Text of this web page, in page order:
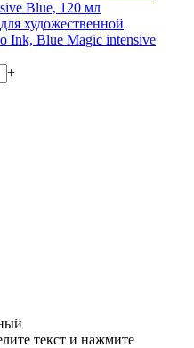
художественной
Ink, Blue Magic intensive
+
текст и нажмите